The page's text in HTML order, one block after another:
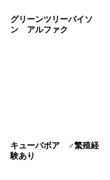
グリーンツリーパイソ
ン アルファク
キューバボア ♂繁殖経
験あり